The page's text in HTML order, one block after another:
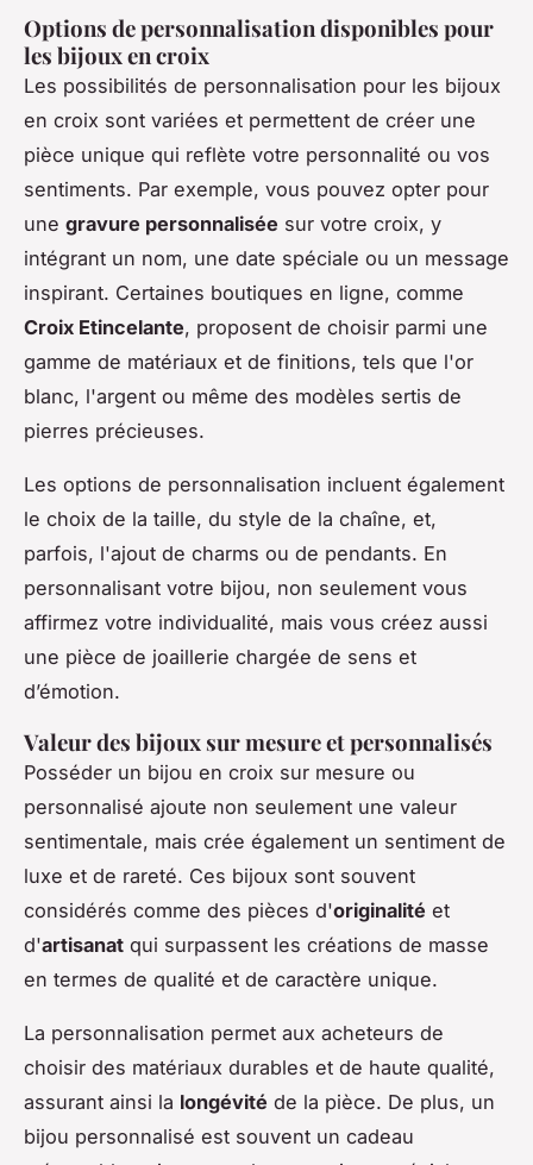
Options de personnalisation disponibles pour
les bijoux en croix
Les possibilités de personnalisation pour les bijoux
en croix sont variées et permettent de créer une
pièce unique qui reflète votre personnalité ou vos
sentiments. Par exemple, vous pouvez opter pour
une gravure personnalisée sur votre croix, y
intégrant un nom, une date spéciale ou un message
inspirant. Certaines boutiques en ligne, comme
Croix Etincelante, proposent de choisir parmi une
gamme de matériaux et de finitions, tels que l'or
blanc, l'argent ou même des modèles sertis de
pierres précieuses.
Les options de personnalisation incluent également
le choix de la taille, du style de la chaîne, et,
parfois, l'ajout de charms ou de pendants. En
personnalisant votre bijou, non seulement vous
affirmez votre individualité, mais vous créez aussi
une pièce de joaillerie chargée de sens et
d’émotion.
Valeur des bijoux sur mesure et personnalisés
Posséder un bijou en croix sur mesure ou
personnalisé ajoute non seulement une valeur
sentimentale, mais crée également un sentiment de
luxe et de rareté. Ces bijoux sont souvent
considérés comme des pièces d'originalité et
d'artisanat qui surpassent les créations de masse
en termes de qualité et de caractère unique.
La personnalisation permet aux acheteurs de
choisir des matériaux durables et de haute qualité,
assurant ainsi la longévité de la pièce. De plus, un
bijou personnalisé est souvent un cadeau